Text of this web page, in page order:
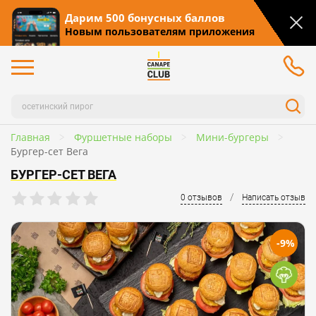
Дарим 500 бонусных баллов
Новым пользователям приложения
Главная Фуршетные наборы
Мини-бургеры
Бургер-сет Вега
БУРГЕР-СЕТ ВЕГА
0 отзывов / Написать отзыв
-9%